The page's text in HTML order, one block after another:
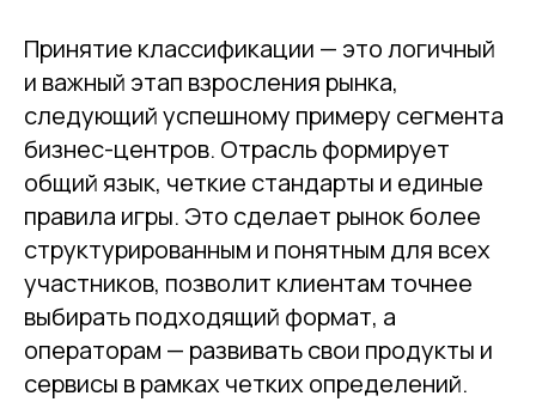
Принятие классификации — это логичный
и важный этап взросления рынка,
следующий успешному примеру сегмента
бизнес-центров. Отрасль формирует
общий язык, четкие стандарты и единые
правила игры. Это сделает рынок более
структурированным и понятным для всех
участников, позволит клиентам точнее
выбирать подходящий формат, а
операторам — развивать свои продукты и
сервисы в рамках четких определений.